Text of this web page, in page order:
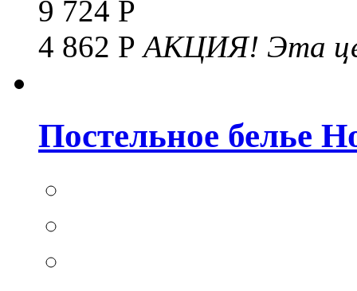
9 724 Р
4 862 РАКЦИЯ! Эта
Постельное белье